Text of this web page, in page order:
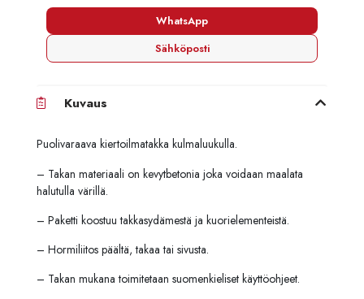
WhatsApp
Sähköposti
Kuvaus
Puolivaraava kiertoilmatakka kulmaluukulla.
– Takan materiaali on kevytbetonia joka voidaan maalata
halutulla värillä.
– Paketti koostuu takkasydämestä ja kuorielementeistä.
– Hormiliitos päältä, takaa tai sivusta.
– Takan mukana toimitetaan suomenkieliset käyttöohjeet.